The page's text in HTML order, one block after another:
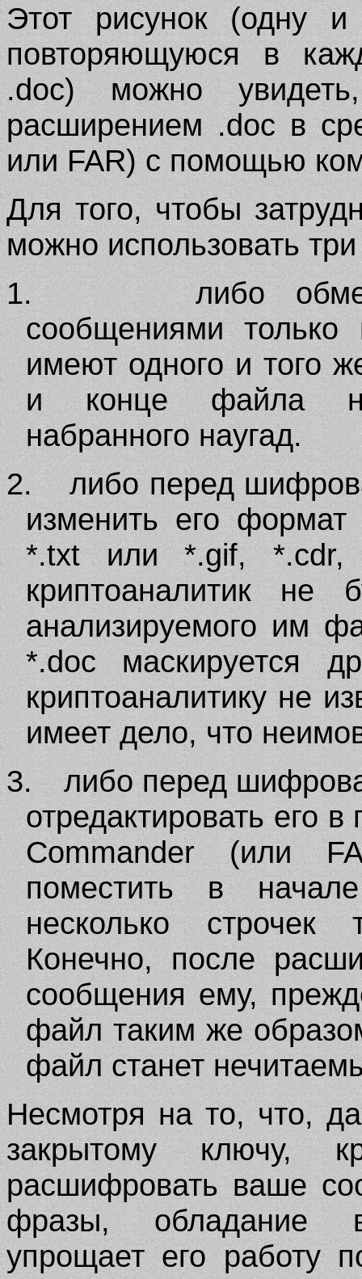
Этот рисунок (одну и
повторяющуюся в
.doc) можно
расширением .doc в
или FAR) с помощью
Для того, чтобы
можно использовать
1.
либо
сообщениями
имеют одного и того
и конце файла
набранного наугад.
2.
либо перед
изменить его
*.txt или *.gif, *.cdr,
криптоаналитик не
анализируемого им
*.doc маскируется
криптоаналитику не
имеет дело, что
3.
либо перед
отредактировать его
Commander (или
поместить в
несколько строчек
Конечно, после
сообщения ему,
файл таким же
файл станет
Несмотря на то, что,
закрытому ключу,
расшифровать ваше
фразы, обладание
упрощает его работу